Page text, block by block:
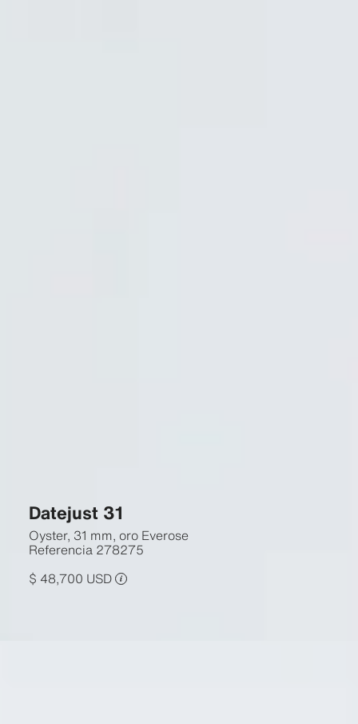
Datejust 31
Oyster, 31 mm, oro Everose
Referencia 278275
$ 48,700 USD